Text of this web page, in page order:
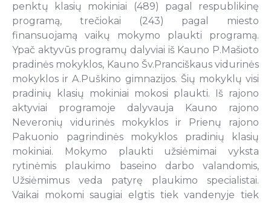
penktų klasių mokiniai (489) pagal respublikinę
programą, trečiokai (243) pagal miesto
finansuojamą vaikų mokymo plaukti programą.
Ypač aktyvūs programų dalyviai iš Kauno P.Mašioto
pradinės mokyklos, Kauno Šv.Pranciškaus vidurinės
mokyklos ir A.Puškino gimnazijos. Šių mokyklų visi
pradinių klasių mokiniai mokosi plaukti. Iš rajono
aktyviai programoje dalyvauja Kauno rajono
Neveronių vidurinės mokyklos ir Prienų rajono
Pakuonio pagrindinės mokyklos pradinių klasių
mokiniai. Mokymo plaukti užsiėmimai vyksta
rytinėmis plaukimo baseino darbo valandomis,
Užsiėmimus veda patyrę plaukimo specialistai.
Vaikai mokomi saugiai elgtis tiek vandenyje tiek